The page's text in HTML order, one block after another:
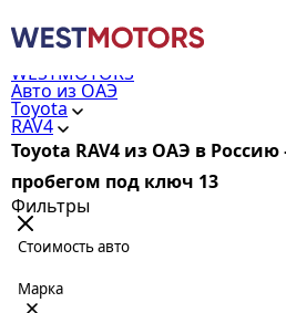
WESTMOTORS
Авто из ОАЭ
Toyota
RAV4
Toyota RAV4 из ОАЭ в
пробегом под ключ 13
Фильтры
Стоимость авто
Марка